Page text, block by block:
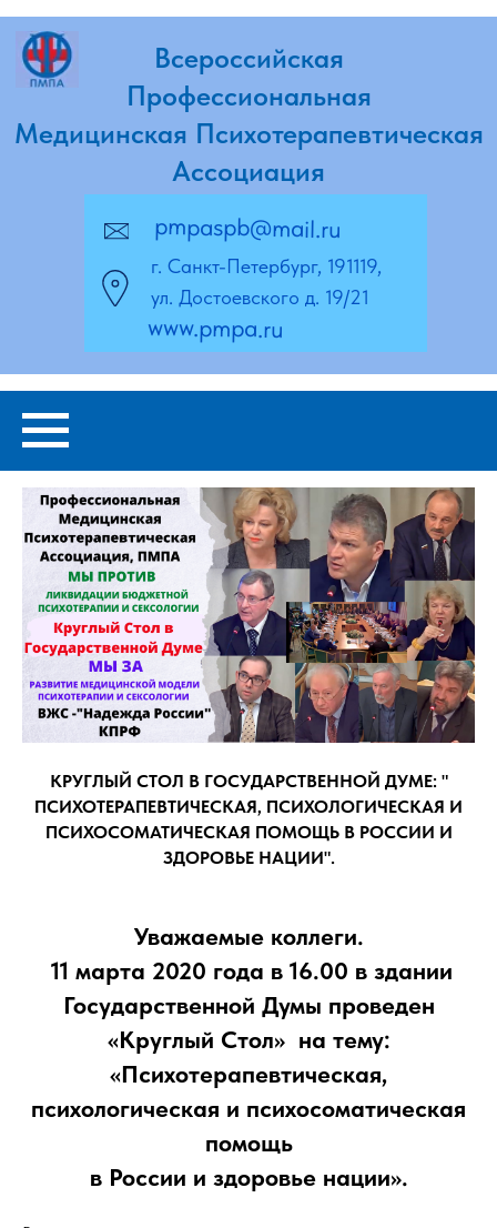
Профессиональная
Медицинская Психотерапевтическая
Ассоциация
www.pmpa.ru
pmpaspb@mail.ru
г. Санкт-Петербург, 191119,
КРУГЛЫЙ СТОЛ В ГОСУДАРСТВЕННОЙ ДУМЕ: "
ПСИХОТЕРАПЕВТИЧЕСКАЯ, ПСИХОЛОГИЧЕСКАЯ И
ПСИХОСОМАТИЧЕСКАЯ ПОМОЩЬ В РОССИИ И
ЗДОРОВЬЕ НАЦИИ".
Уважаемые коллеги.
11 марта 2020 года в 16.00 в здании
Государственной Думы проведен
«Круглый Стол» на тему:
«Психотерапевтическая,
психологическая и психосоматическая
помощь
в России и здоровье нации».